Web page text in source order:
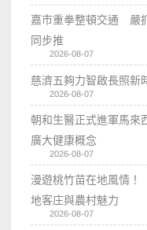
嘉市重拳整頓交通 嚴
同步推
2026-08-07
慈濟五夠力智啟長照新
2026-08-07
朝和生醫正式進軍馬來
廣大健康概念
2026-08-07
漫遊桃竹苗在地風情
地客庄與農村魅力
2026-08-07